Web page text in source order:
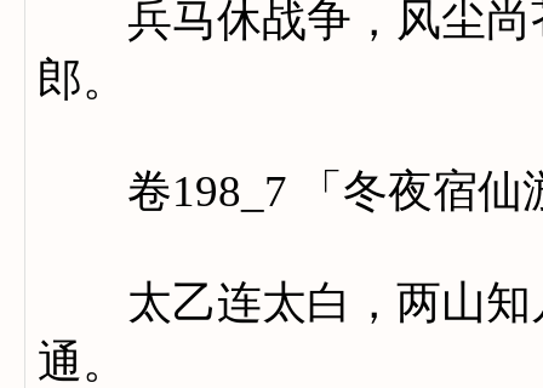
兵马休战争，风尘尚
郎。
卷198_7 「冬夜宿仙
太乙连太白，两山知
通。